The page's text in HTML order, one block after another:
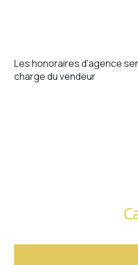
Les honoraires d'agence
charge du vendeur